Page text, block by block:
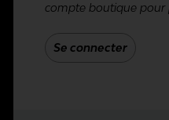
compte boutique pour
Se connecter